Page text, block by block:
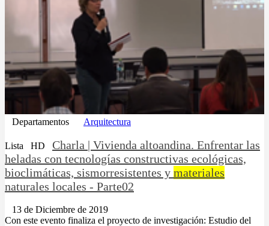
Departamentos Arquitectura
Lista HD
Charla | Vivienda altoandina. Enfrentar las
heladas con tecnologías constructivas ecológicas,
bioclimáticas, sismorresistentes y materiales
naturales locales - Parte02
13 de Diciembre de 2019
Con este evento finaliza el proyecto de investigación: Estudio del